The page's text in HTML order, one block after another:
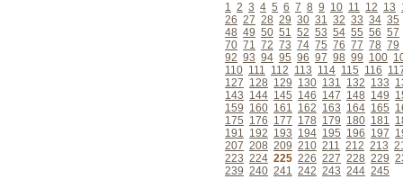
1 2 3 4 5 6 7 8 9 10 11 12 13
26 27 28 29 30 31 32 33 34 35
48 49 50 51 52 53 54 55 56 57
70 71 72 73 74 75 76 77 78 79
92 93 94 95 96 97 98 99 100
110 111 112 113 114 115 116
127 128 129 130 131 132 133
143 144 145 146 147 148 149
159 160 161 162 163 164 165
175 176 177 178 179 180 181
191 192 193 194 195 196 197
207 208 209 210 211 212 213
223 224 225 226 227 228 229
239 240 241 242 243 244 245